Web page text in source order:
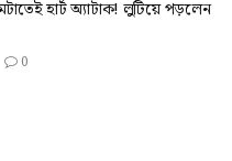
হার্ট অ্যাটাক! লুটিয়ে পড়লেন
0